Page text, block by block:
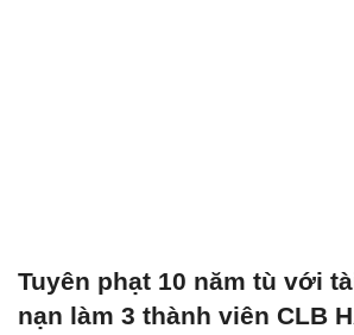
Tuyên phạt 10 năm tù với
nạn làm 3 thành viên CLB